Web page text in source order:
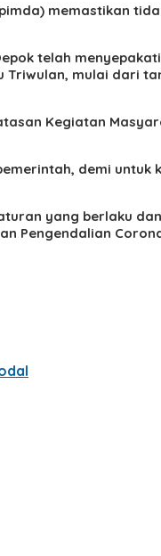
memastikan
telah
mulai dari
Kegiatan
demi
yang berlaku
Pengendalian